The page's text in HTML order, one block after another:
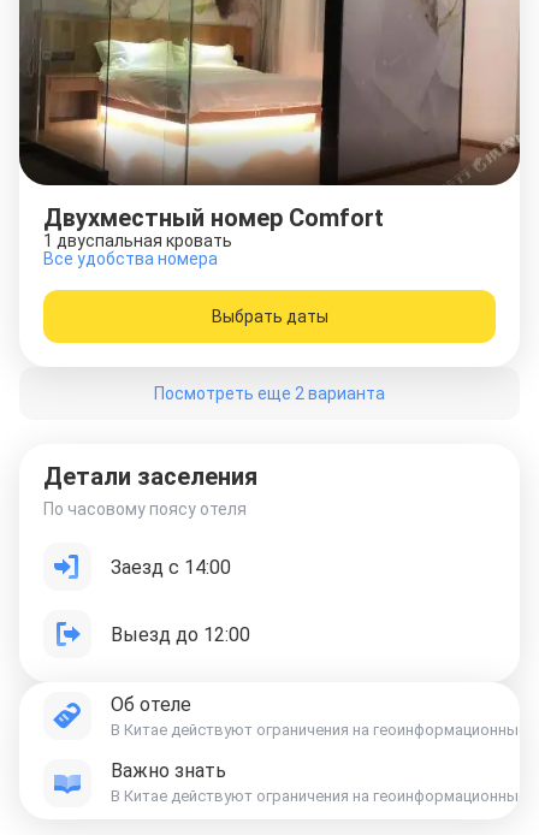
Двухместный номер Comfort
1 двуспальная кровать
Все удобства номера
Выбрать даты
Посмотреть еще 2 варианта
Детали заселения
По часовому поясу отеля
Заезд с 14:00
Выезд до 12:00
Об отеле
В Китае действуют ограничения на
Важно знать